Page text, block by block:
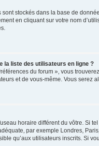
stockés dans la base de
en cliquant sur votre nom
la liste des utilisateurs en ligne ?
du forum », vous
et de vous-même. Vous serez
horaire différent du vôtre. Si
par exemple Londres,
qu’aux utilisateurs inscrits. Si